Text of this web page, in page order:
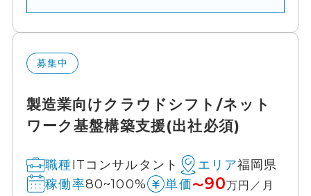
募集中
製造業向けクラウドシフト/ネット
ワーク基盤構築支援(出社必須)
職種ITコンサルタント エリア福岡県
稼働率80~100% 単価〜90万円／月